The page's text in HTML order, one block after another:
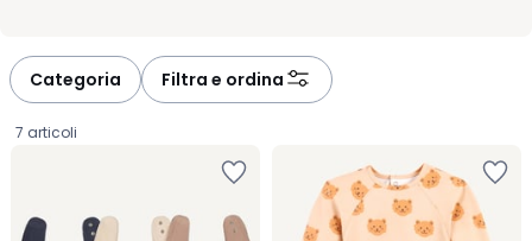
Categoria Filtra e ordina
7 articoli